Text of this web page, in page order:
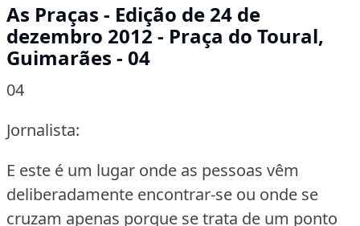
As Praças - Edição de 24 de
dezembro 2012 - Praça do Toural,
Guimarães - 04
04
Jornalista:
E este é um lugar onde as pessoas vêm
deliberadamente encontrar-se ou onde se
cruzam apenas porque se trata de um ponto